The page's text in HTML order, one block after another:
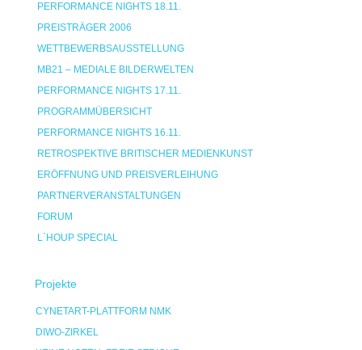
PERFORMANCE NIGHTS 18.11.
PREISTRÄGER 2006
WETTBEWERBSAUSSTELLUNG
MB21 – MEDIALE BILDERWELTEN
PERFORMANCE NIGHTS 17.11.
PROGRAMMÜBERSICHT
PERFORMANCE NIGHTS 16.11.
RETROSPEKTIVE BRITISCHER MEDIENKUNST
ERÖFFNUNG UND PREISVERLEIHUNG
PARTNERVERANSTALTUNGEN
FORUM
L`HOUP SPECIAL
Projekte
CYNETART-PLATTFORM NMK
DIWO-ZIRKEL